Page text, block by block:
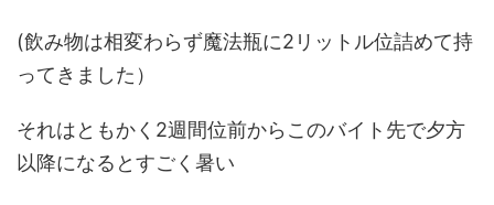
(飲み物は相変わらず魔法瓶に2リットル位詰めて持
ってきました）
それはともかく2週間位前からこのバイト先で夕方
以降になるとすごく暑い